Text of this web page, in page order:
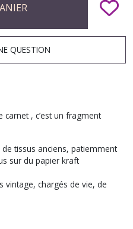
QUESTION
, c’est un fragment
tissus anciens, patiemment
sur du papier kraft
vintage, chargés de vie, de